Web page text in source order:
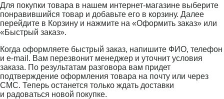
Для покупки товара в нашем интернет-магазине выберите
понравившийся товар и добавьте его в корзину. Далее
перейдите в Корзину и нажмите на «Оформить заказ» или
«Быстрый заказ».
Когда оформляете быстрый заказ, напишите ФИО, телефон
и e-mail. Вам перезвонит менеджер и уточнит условия
заказа. По результатам разговора вам придет
подтверждение оформления товара на почту или через
СМС. Теперь останется только ждать доставки
и радоваться новой покупке.